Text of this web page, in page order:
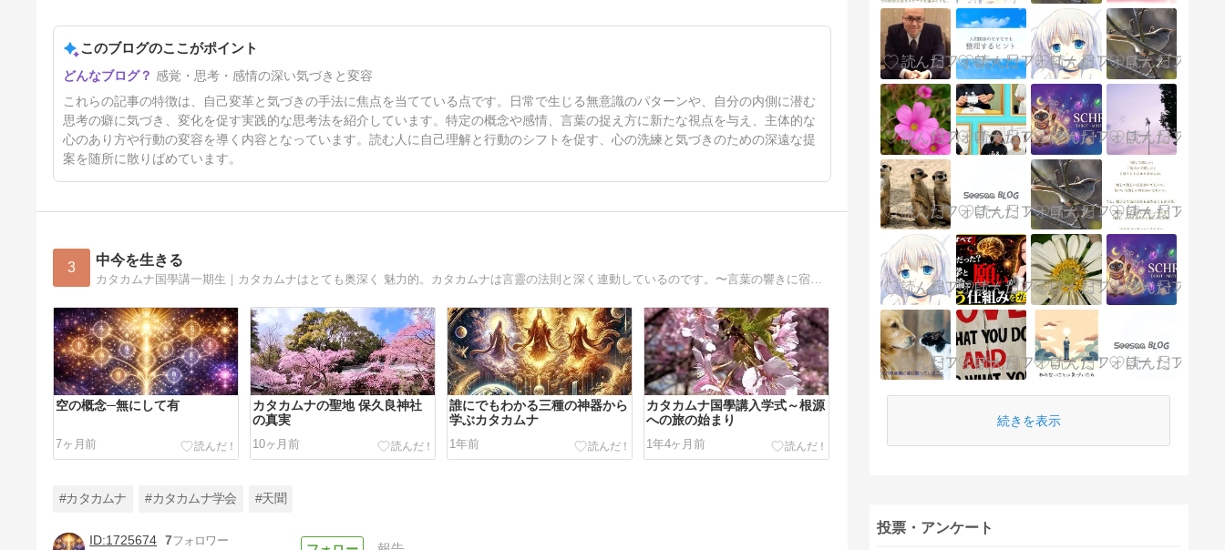
51日前このブログのここがポイント
感覚・思考・感情の深い気づきと変容
これらの記事の特徴は、自己変革と気づきの手法に焦点を当てている点です。日常で生じる無意識のパターンや、自分の内側に潜む
思考の癖に気づき、変化を促す実践的な思考法を紹介しています。特定の概念や感情、言葉の捉え方に新たな視点を与え、主体的な
心のあり方や行動の変容を導く内容となっています。読む人に自己理解と行動のシフトを促す、心の洗練と気づきのための深遠な提
案を随所に散りばめています。
3 中今を生きる
空の概念─無にして有
7ヶ月前
カタカムナの聖地 保久良神社
の真実
10ヶ月前
誰にでもわかる三種の神器から
学ぶカタカムナ
1年前
カタカムナ国學講入学式～根源
への旅の始まり
1年4ヶ月前
#カタカムナ #カタカムナ学会 #天聞
1725674 7
続きを表示
投票・アンケート